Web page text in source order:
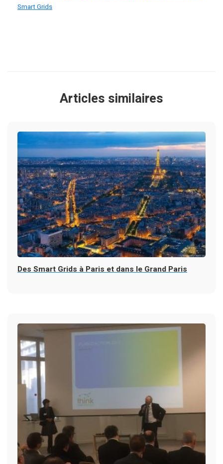
Smart Grids
Articles similaires
Des Smart Grids à Paris et dans le Grand Paris